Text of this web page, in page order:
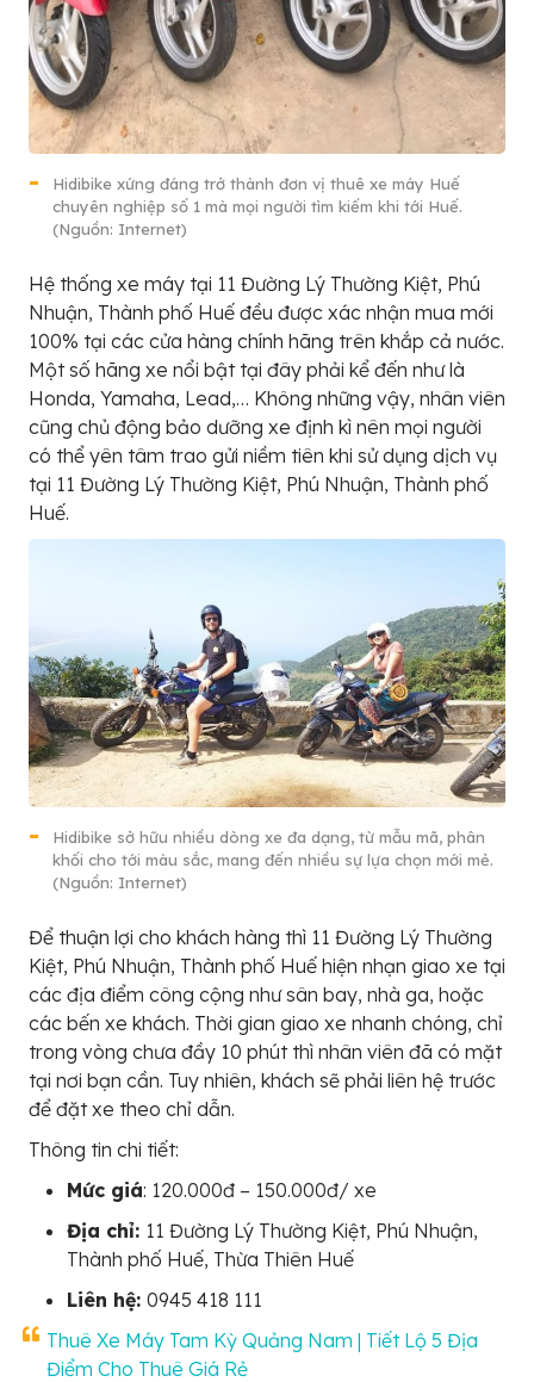
Hidibike xứng đáng trở thành đơn vị thuê xe máy Huế
chuyên nghiệp số 1 mà mọi người tìm kiếm khi tới Huế.
(Nguồn: Internet)
Hệ thống xe máy tại 11 Đường Lý Thường Kiệt, Phú
Nhuận, Thành phố Huế đều được xác nhận mua mới
100% tại các cửa hàng chính hãng trên khắp cả nước.
Một số hãng xe nổi bật tại đây phải kể đến như là
Honda, Yamaha, Lead,… Không những vậy, nhân viên
cũng chủ động bảo dưỡng xe định kì nên mọi người
có thể yên tâm trao gửi niềm tiên khi sử dụng dịch vụ
tại 11 Đường Lý Thường Kiệt, Phú Nhuận, Thành phố
Huế.
Hidibike sở hữu nhiều dòng xe đa dạng, từ mẫu mã, phân
khối cho tới màu sắc, mang đến nhiều sự lựa chọn mới mẻ.
(Nguồn: Internet)
Để thuận lợi cho khách hàng thì 11 Đường Lý Thường
Kiệt, Phú Nhuận, Thành phố Huế hiện nhạn giao xe tại
các địa điểm công cộng như sân bay, nhà ga, hoặc
các bến xe khách. Thời gian giao xe nhanh chóng, chỉ
trong vòng chưa đầy 10 phút thì nhân viên đã có mặt
tại nơi bạn cần. Tuy nhiên, khách sẽ phải liên hệ trước
để đặt xe theo chỉ dẫn.
Thông tin chi tiết:
Mức giá: 120.000đ – 150.000đ/ xe
Địa chỉ: 11 Đường Lý Thường Kiệt, Phú Nhuận,
Thành phố Huế, Thừa Thiên Huế
Liên hệ: 0945 418 111
Thuê Xe Máy Tam Kỳ Quảng Nam | Tiết Lộ 5 Địa
Điểm Cho Thuê Giá Rẻ